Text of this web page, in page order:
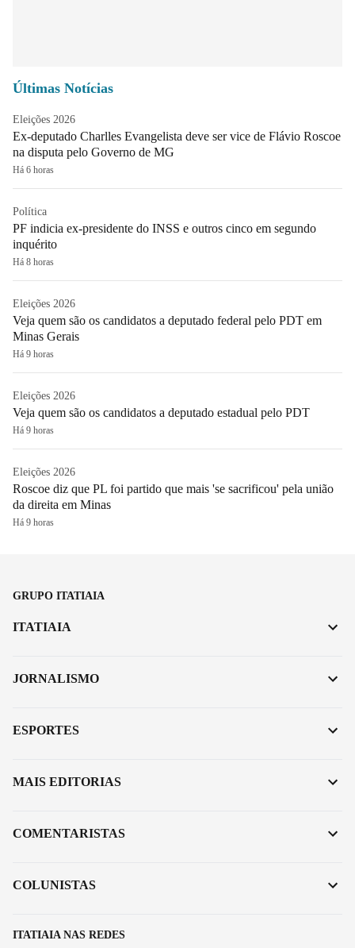
Últimas Notícias
Eleições 2026
Ex-deputado Charlles Evangelista deve ser vice de Flávio Roscoe
na disputa pelo Governo de MG
Há 6 horas
Política
PF indicia ex-presidente do INSS e outros cinco em segundo
inquérito
Há 8 horas
Eleições 2026
Veja quem são os candidatos a deputado federal pelo PDT em
Minas Gerais
Há 9 horas
Eleições 2026
Veja quem são os candidatos a deputado estadual pelo PDT
Há 9 horas
Eleições 2026
Roscoe diz que PL foi partido que mais 'se sacrificou' pela união
da direita em Minas
Há 9 horas
GRUPO ITATIAIA
ITATIAIA NAS REDES
ITATIAIA
JORNALISMO
ESPORTES
MAIS EDITORIAS
COMENTARISTAS
COLUNISTAS